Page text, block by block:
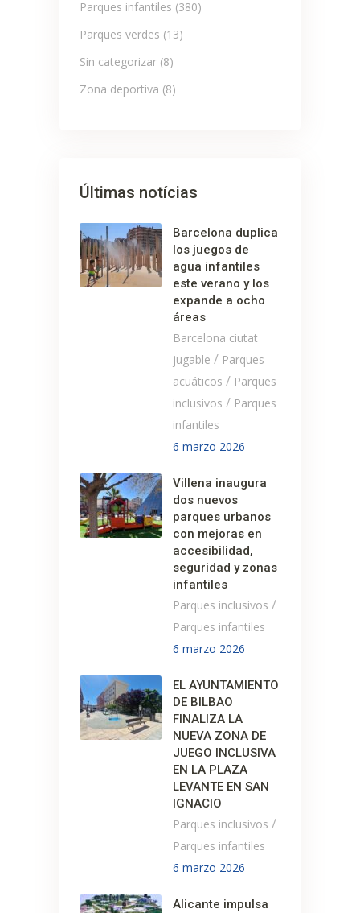
Parques infantiles (380)
Parques verdes (13)
Sin categorizar (8)
Zona deportiva (8)
Últimas notícias
Barcelona duplica
los juegos de
agua infantiles
este verano y los
expande a ocho
áreas
Barcelona ciutat
jugable / Parques
acuáticos / Parques
inclusivos / Parques
infantiles
6 marzo 2026
Villena inaugura
dos nuevos
parques urbanos
con mejoras en
accesibilidad,
seguridad y zonas
infantiles
Parques inclusivos /
Parques infantiles
6 marzo 2026
EL AYUNTAMIENTO
DE BILBAO
FINALIZA LA
NUEVA ZONA DE
JUEGO INCLUSIVA
EN LA PLAZA
LEVANTE EN SAN
IGNACIO
Parques inclusivos /
Parques infantiles
6 marzo 2026
Alicante impulsa